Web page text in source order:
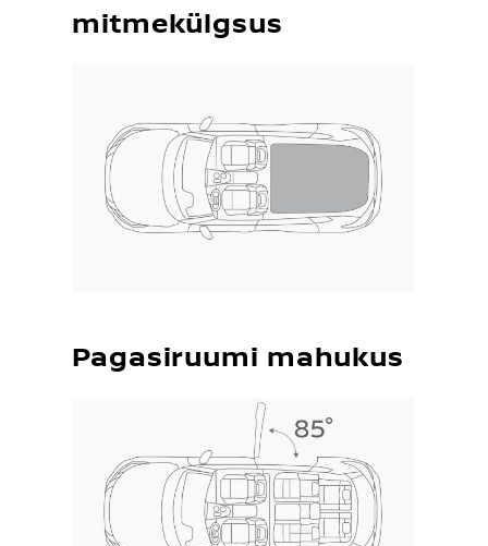
mitmekülgsus
Pagasiruumi mahukus